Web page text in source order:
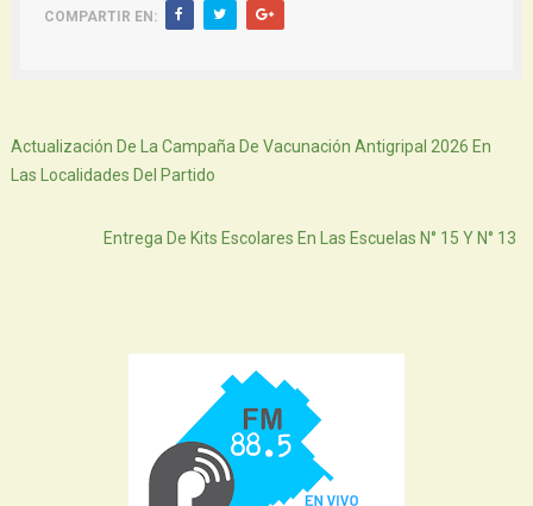
COMPARTIR EN:
Actualización De La Campaña De Vacunación Antigripal 2026 En
Las Localidades Del Partido
Entrega De Kits Escolares En Las Escuelas N° 15 Y N° 13